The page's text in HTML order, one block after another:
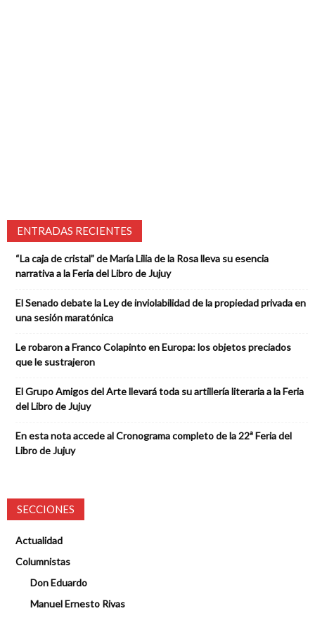
ENTRADAS RECIENTES
“La caja de cristal” de María Lilia de la Rosa lleva su esencia
narrativa a la Feria del Libro de Jujuy
El Senado debate la Ley de inviolabilidad de la propiedad privada en
una sesión maratónica
Le robaron a Franco Colapinto en Europa: los objetos preciados
que le sustrajeron
El Grupo Amigos del Arte llevará toda su artillería literaria a la Feria
del Libro de Jujuy
En esta nota accede al Cronograma completo de la 22ª Feria del
Libro de Jujuy
SECCIONES
Actualidad
Columnistas
Don Eduardo
Manuel Ernesto Rivas